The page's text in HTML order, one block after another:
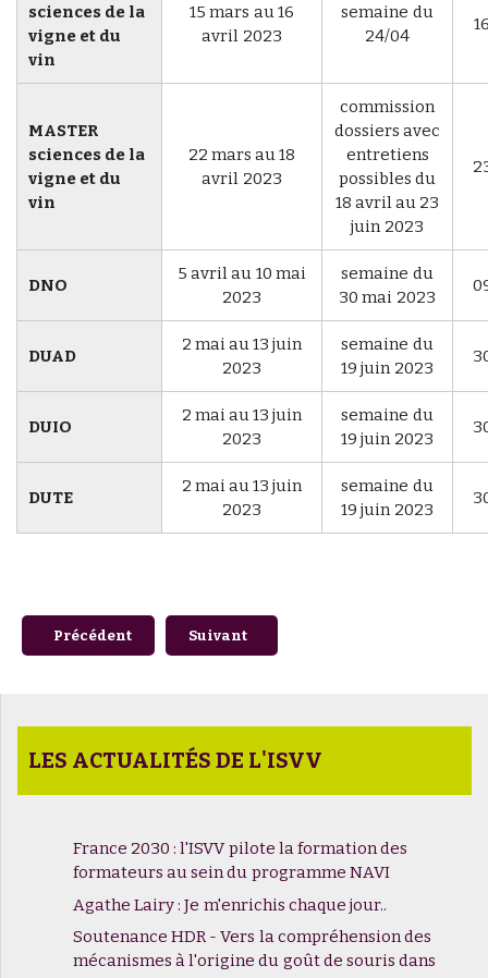
sciences de la
vigne et du
vin
15 mars au16
avril 2023
semaine du
24/04
MASTER
sciences de la
vigne et du
vin
22 mars au18
avril 2023
commission
dossiers avec
entretiens
possibles du
18 avril au 23
juin 2023
DNO
5 avril au 10 mai
2023
semaine du
30 mai 2023
DUAD
2 mai au13 juin
2023
semaine du
19 juin 2023
DUIO
2 mai au13 juin
2023
semaine du
19 juin 2023
DUTE
2 mai au13 juin
2023
semaine du
19 juin 2023
Article précédent : Café BD des Vendanges du Savoir avec
Précédent Article suivant : WTA 3 - NIVEAU
Suivant
LES ACTUALITÉS DE L'ISVV
France 2030 : l'ISVV pilote la formation des
formateurs au sein du programme NAVI
Agathe Lairy : Je m'enrichis chaque jour..
Soutenance HDR - Vers la compréhension des
mécanismes à l'origine du goût de souris dans